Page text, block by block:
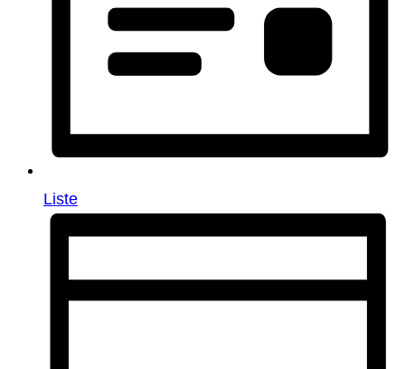
Liste